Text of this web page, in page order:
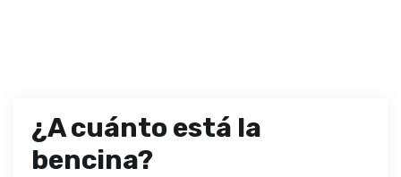
¿A cuánto está la
bencina?